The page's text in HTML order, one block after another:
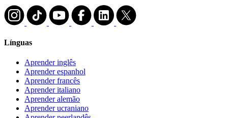
Línguas
Aprender inglês
Aprender espanhol
Aprender francês
Aprender italiano
Aprender alemão
Aprender ucraniano